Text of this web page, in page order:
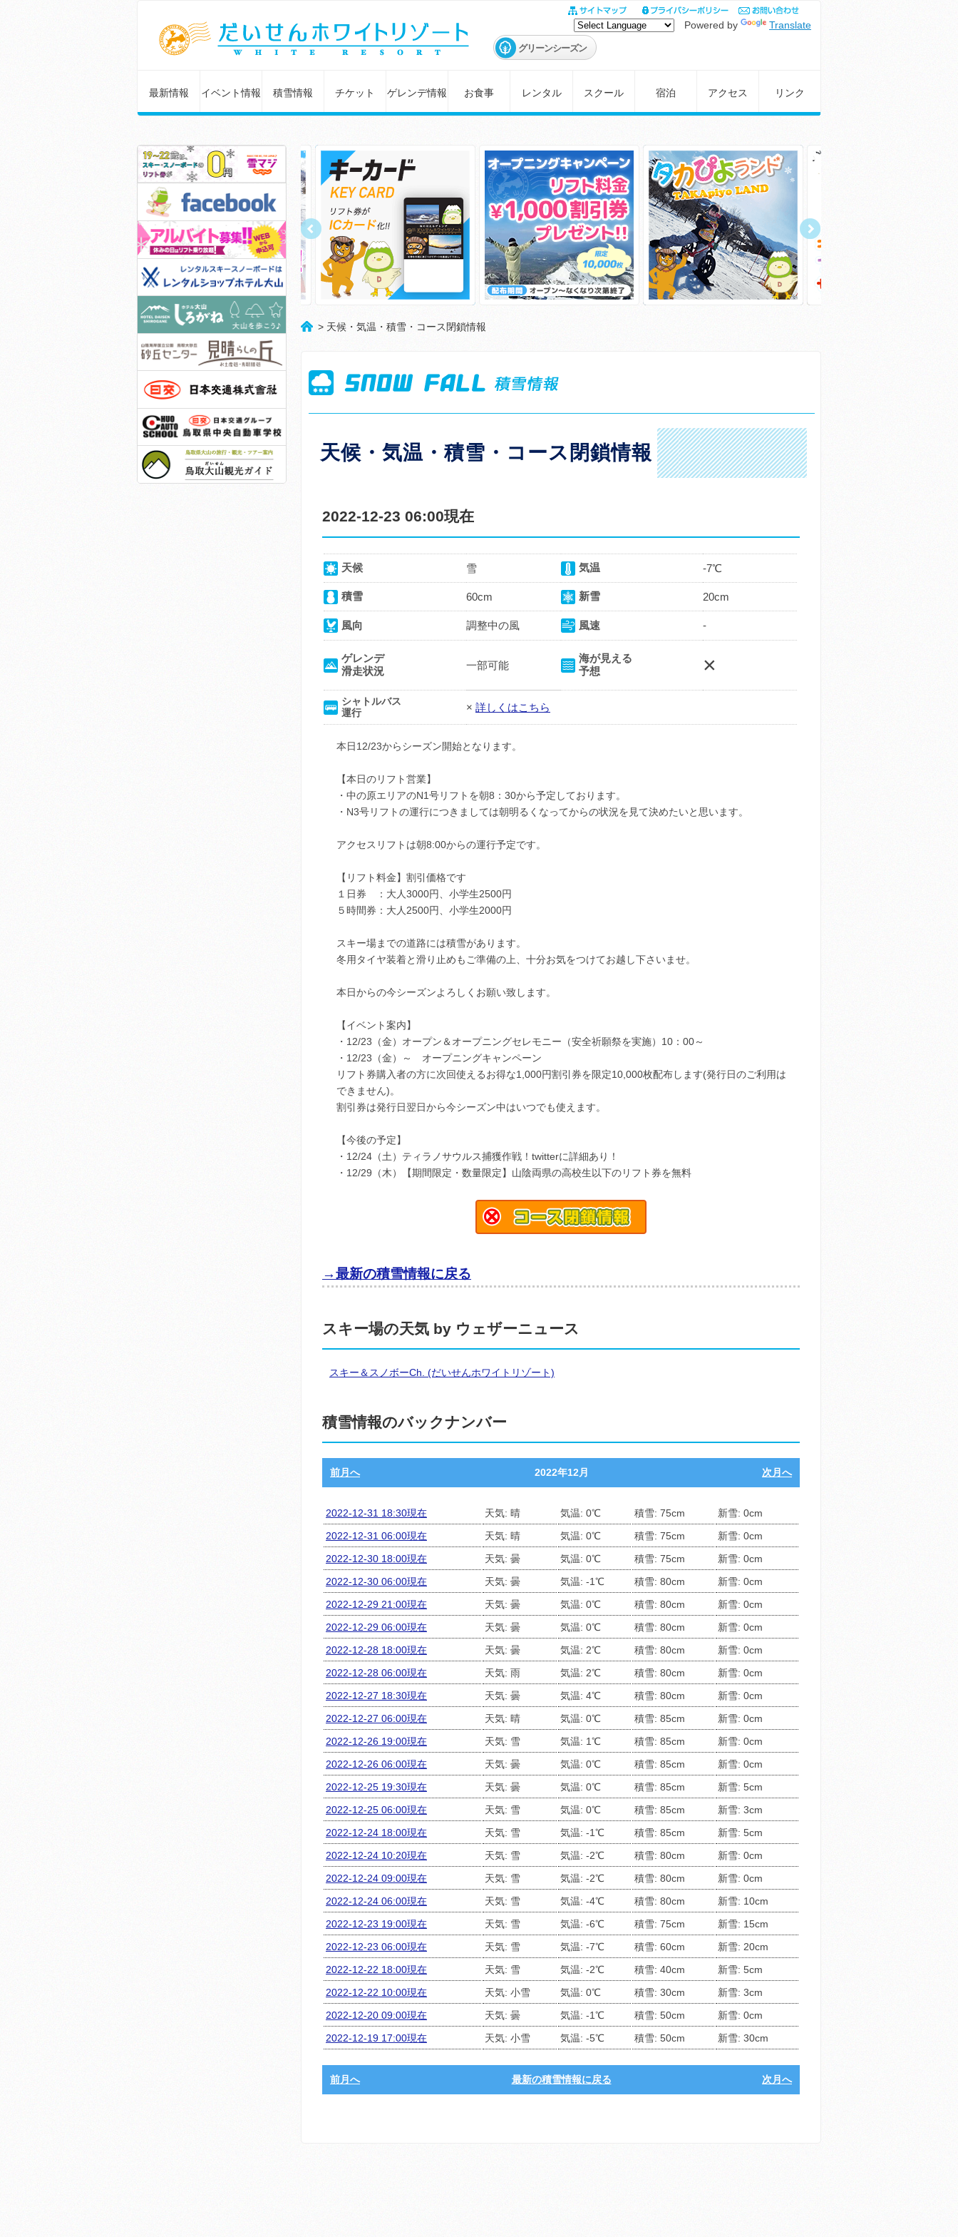
Powered by Translate
グリーンシーズン
最新情報 イベント情報 積雪情報 チケット ゲレンデ情報 お食事 レンタル スクール 宿泊 アクセス リンク
> 天候・気温・積雪・コース閉鎖情報
天候・気温・積雪・コース閉鎖情報
2022-12-23 06:00現在
天候 雪 気温 -7℃
積雪 60cm 新雪 20cm
風向 調整中の風 風速 -
ゲレンデ
滑走状況
一部可能
海が見える
予想
×
シャトルバス
運行
× 詳しくはこちら
本日12/23からシーズン開始となります。
【本日のリフト営業】
・中の原エリアのN1号リフトを朝8：30から予定しております。
・N3号リフトの運行につきましては朝明るくなってからの状況を見て決めたいと思います。
アクセスリフトは朝8:00からの運行予定です。
【リフト料金】割引価格です
１日券 ：大人3000円、小学生2500円
５時間券：大人2500円、小学生2000円
スキー場までの道路には積雪があります。
冬用タイヤ装着と滑り止めもご準備の上、十分お気をつけてお越し下さいませ。
本日からの今シーズンよろしくお願い致します。
【イベント案内】
・12/23（金）オープン＆オープニングセレモニー（安全祈願祭を実施）10：00～
・12/23（金）～ オープニングキャンペーン
リフト券購入者の方に次回使えるお得な1,000円割引券を限定10,000枚配布します(発行日のご利用は
できません)。
割引券は発行日翌日から今シーズン中はいつでも使えます。
【今後の予定】
・12/24（土）ティラノサウルス捕獲作戦！twitterに詳細あり！
・12/29（木）【期間限定・数量限定】山陰両県の高校生以下のリフト券を無料
→最新の積雪情報に戻る
スキー場の天気 by ウェザーニュース
スキー＆スノボーCh. (だいせんホワイトリゾート)
積雪情報のバックナンバー
前月へ 2022年12月 次月へ
2022-12-31 18:30現在 天気: 晴 気温: 0℃ 積雪: 75cm
新雪: 0cm
2022-12-31 06:00現在
天気: 晴 気温: 0℃ 積雪: 75cm
新雪: 0cm
2022-12-30 18:00現在
天気: 曇 気温: 0℃ 積雪: 75cm
新雪: 0cm
2022-12-30 06:00現在
天気: 曇 気温: -1℃ 積雪: 80cm
新雪: 0cm
2022-12-29 21:00現在
天気: 曇 気温: 0℃ 積雪: 80cm
新雪: 0cm
2022-12-29 06:00現在
天気: 曇 気温: 0℃ 積雪: 80cm
新雪: 0cm
2022-12-28 18:00現在
天気: 曇 気温: 2℃ 積雪: 80cm
新雪: 0cm
2022-12-28 06:00現在
天気: 雨 気温: 2℃ 積雪: 80cm
新雪: 0cm
2022-12-27 18:30現在
天気: 曇 気温: 4℃ 積雪: 80cm
新雪: 0cm
2022-12-27 06:00現在
天気: 晴 気温: 0℃ 積雪: 85cm
新雪: 0cm
2022-12-26 19:00現在
天気: 雪 気温: 1℃ 積雪: 85cm
新雪: 0cm
2022-12-26 06:00現在
天気: 曇 気温: 0℃ 積雪: 85cm
新雪: 0cm
2022-12-25 19:30現在
天気: 曇 気温: 0℃ 積雪: 85cm
新雪: 5cm
2022-12-25 06:00現在
天気: 雪 気温: 0℃ 積雪: 85cm
新雪: 3cm
2022-12-24 18:00現在
天気: 雪 気温: -1℃ 積雪: 85cm
新雪: 5cm
2022-12-24 10:20現在
天気: 雪 気温: -2℃ 積雪: 80cm
新雪: 0cm
2022-12-24 09:00現在
天気: 雪 気温: -2℃ 積雪: 80cm
新雪: 0cm
2022-12-24 06:00現在
天気: 雪 気温: -4℃ 積雪: 80cm
新雪: 10cm
2022-12-23 19:00現在
天気: 雪 気温: -6℃ 積雪: 75cm
新雪: 15cm
2022-12-23 06:00現在
天気: 雪 気温: -7℃ 積雪: 60cm
新雪: 20cm
2022-12-22 18:00現在
天気: 雪 気温: -2℃ 積雪: 40cm
新雪: 5cm
2022-12-22 10:00現在
天気: 小雪 気温: 0℃ 積雪: 30cm
新雪: 3cm
2022-12-20 09:00現在
天気: 曇 気温: -1℃ 積雪: 50cm
新雪: 0cm
2022-12-19 17:00現在
天気: 小雪 気温: -5℃ 積雪: 50cm 新雪: 30cm
前月へ 最新の積雪情報に戻る 次月へ